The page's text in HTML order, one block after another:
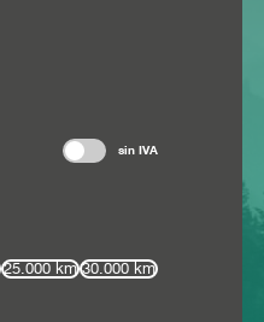
sin IVA
25.000 km
30.000 km